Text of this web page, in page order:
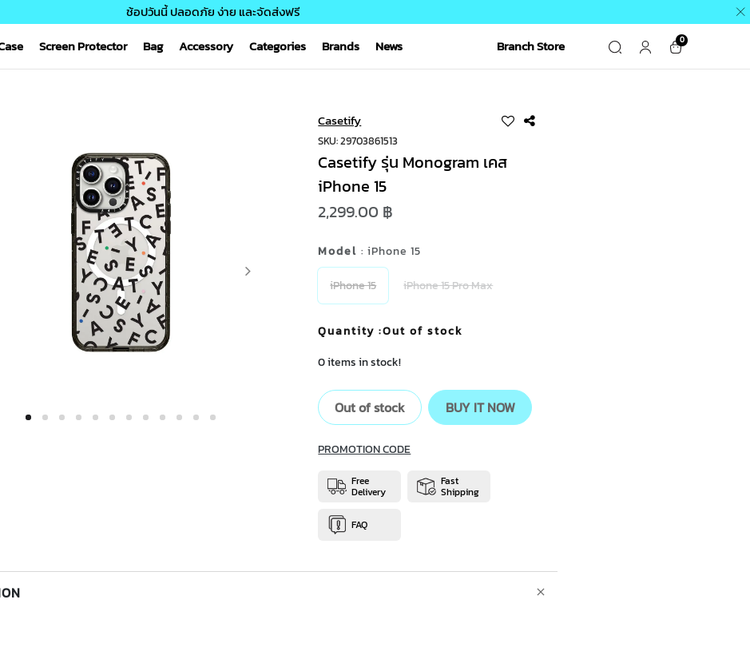
ช้อปวันนี้ ปลอดภัย ง่าย และจัดส่งฟรี
Screen Protector Bag Accessory Categories Brands News Branch Store 0
Casetify
SKU: 29703861513
Casetify รุ่น Monogram เคส
iPhone 15
2,299.00 ฿
Model: iPhone 15
iPhone 15 iPhone 15 Pro Max
Quantity:Out of stock
0 items in stock!
Out of stock BUY IT NOW
PROMOTION CODE
Free
Delivery
Fast
Shipping
FAQ